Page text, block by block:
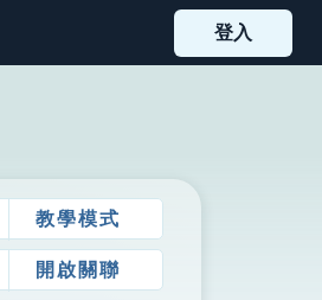
登入
教學模式
開啟關聯